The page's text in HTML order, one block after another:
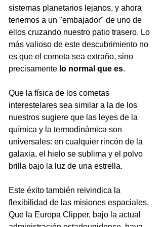
sistemas planetarios lejanos, y ahora
tenemos a un "embajador" de uno de
ellos cruzando nuestro patio trasero. Lo
más valioso de este descubrimiento no
es que el cometa sea extraño, sino
precisamente lo normal que es.
Que la física de los cometas
interestelares sea similar a la de los
nuestros sugiere que las leyes de la
química y la termodinámica son
universales: en cualquier rincón de la
galaxia, el hielo se sublima y el polvo
brilla bajo la luz de una estrella.
Este éxito también reivindica la
flexibilidad de las misiones espaciales.
Que la Europa Clipper, bajo la actual